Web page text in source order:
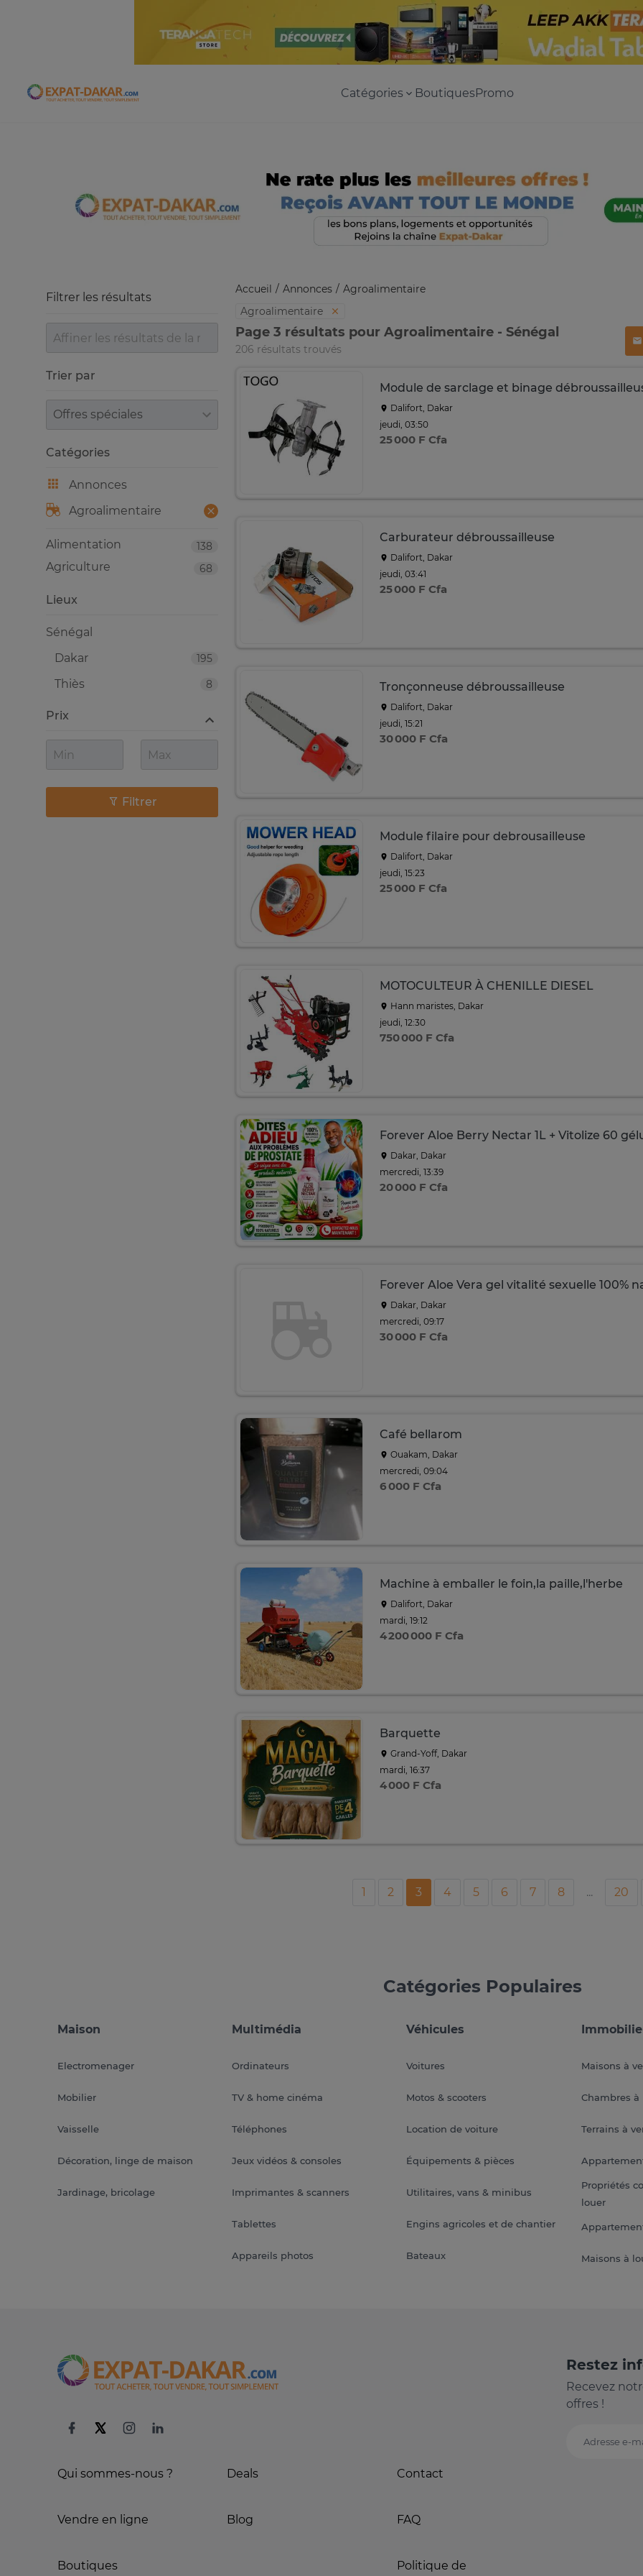
Expat-Dakar Catégories BoutiquesPromo
Accueil Annonces
Agroalimentaire
Agroalimentaire
Page 3 résultats pour Agroalimentaire - Sénégal
206 résultats trouvés
Module de sarclage et binage
Dalifort, Dakar
jeudi, 03:50
25 000 F Cfa
Carburateur débroussailleuse
Dalifort, Dakar
jeudi, 03:41
25 000 F Cfa
Tronçonneuse débroussailleuse
Dalifort, Dakar
jeudi, 15:21
30 000 F Cfa
Module filaire pour debrousailleuse
Dalifort, Dakar
jeudi, 15:23
25 000 F Cfa
MOTOCULTEUR À CHENILLE DIESEL
Hann maristes, Dakar
jeudi, 12:30
750 000 F Cfa
Forever Aloe Berry Nectar 1L + Vitolize 60
Dakar, Dakar
mercredi, 13:39
20 000 F Cfa
Forever Aloe Vera gel vitalité sexuelle 100%
Dakar, Dakar
mercredi, 09:17
30 000 F Cfa
Café bellarom
Ouakam, Dakar
mercredi, 09:04
6 000 F Cfa
Machine à emballer le foin,la paille,l'herbe
Dalifort, Dakar
mardi, 19:12
4 200 000 F Cfa
Barquette
Grand-Yoff, Dakar
mardi, 16:37
4 000 F Cfa
1 2 3 4 5 6 7 8 ... 20
Filtrer les résultats
Trier par
Trier par
Catégories
Annonces
Agroalimentaire
138
Alimentation
68
Agriculture
Lieux
Sénégal
195
Dakar
8
Thiès
Prix
Filtrer
Catégories Populaires
Maison
Electromenager
Mobilier
Vaisselle
Décoration, linge de maison
Jardinage, bricolage
Multimédia
Ordinateurs
TV & home cinéma
Téléphones
Jeux vidéos & consoles
Imprimantes & scanners
Tablettes
Appareils photos
Véhicules
Voitures
Motos & scooters
Location de voiture
Équipements & pièces
Utilitaires, vans & minibus
Engins agricoles et de chantier
Bateaux
Maisons à
Chambres à
Terrains à
Propriétés
louer
Maisons à
Qui sommes-nous ?
Vendre en ligne
Boutiques
Deals
Blog
Contact
FAQ
Politique de
Restez
Recevez
offres !
Adresse e-